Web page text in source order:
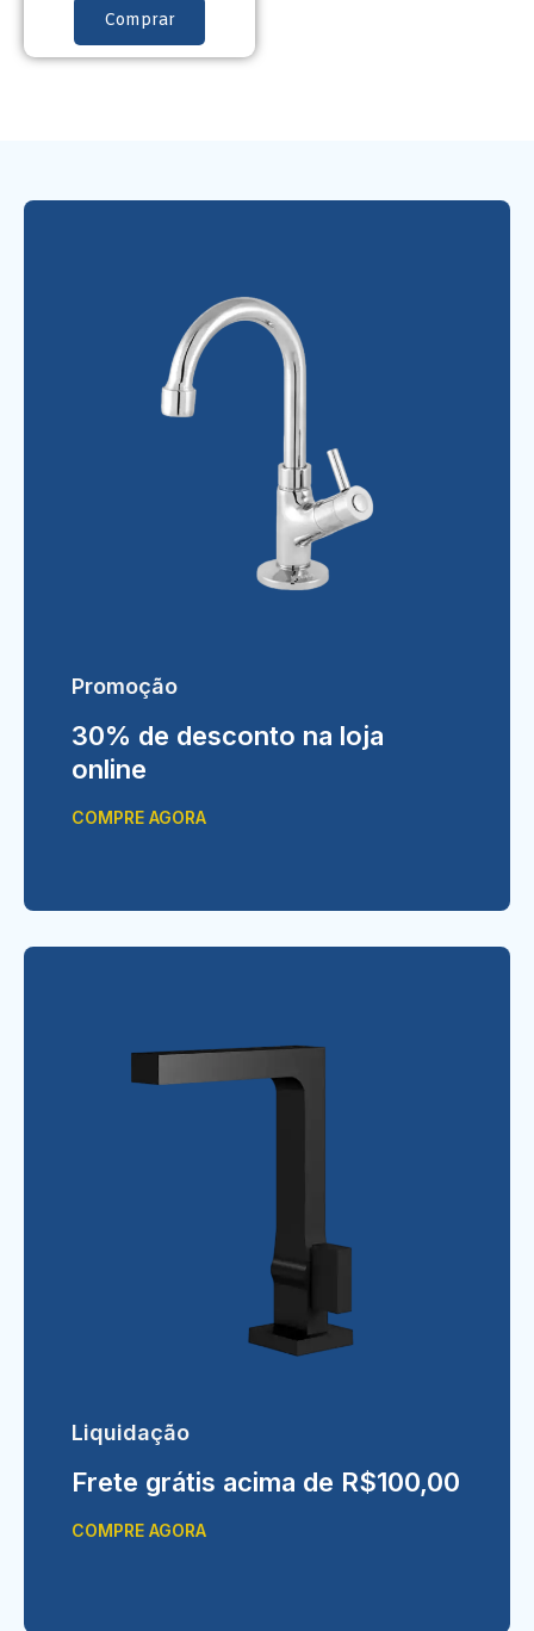
Comprar
Promoção
30% de desconto na loja
online
COMPRE AGORA
Liquidação
Frete grátis acima de R$100,00
COMPRE AGORA